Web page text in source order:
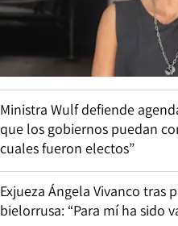
Ministra Wulf defiende
que los gobiernos puedan
cuales fueron electos”
Exjueza Ángela Vivanco tras
bielorrusa: “Para mí ha sido